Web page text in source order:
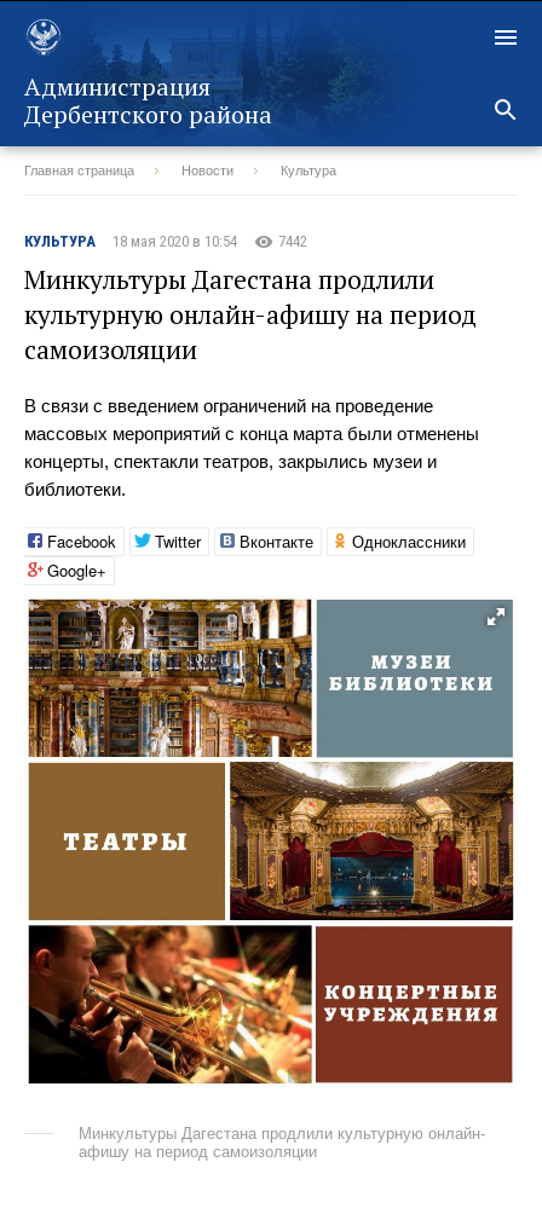
Администрация
Дербентского района
Главная страница Новости Культура
КУЛЬТУРА 18 мая 2020 в 10:54 7442
Минкультуры Дагестана продлили
культурную онлайн-афишу на период
самоизоляции
В связи с введением ограничений на проведение
массовых мероприятий с конца марта были отменены
концерты, спектакли театров, закрылись музеи и
библиотеки.
Facebook Twitter Вконтакте
Одноклассники
Google+
Минкультуры Дагестана продлили культурную онлайн-
афишу на период самоизоляции